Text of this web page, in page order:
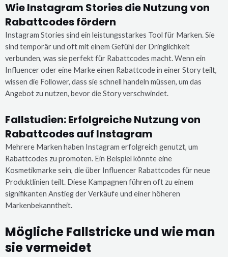
Wie Instagram Stories die Nutzung von
Rabattcodes fördern
Instagram Stories sind ein leistungsstarkes Tool für Marken. Sie
sind temporär und oft mit einem Gefühl der Dringlichkeit
verbunden, was sie perfekt für Rabattcodes macht. Wenn ein
Influencer oder eine Marke einen Rabattcode in einer Story teilt,
wissen die Follower, dass sie schnell handeln müssen, um das
Angebot zu nutzen, bevor die Story verschwindet.
Fallstudien: Erfolgreiche Nutzung von
Rabattcodes auf Instagram
Mehrere Marken haben Instagram erfolgreich genutzt, um
Rabattcodes zu promoten. Ein Beispiel könnte eine
Kosmetikmarke sein, die über Influencer Rabattcodes für neue
Produktlinien teilt. Diese Kampagnen führen oft zu einem
signifikanten Anstieg der Verkäufe und einer höheren
Markenbekanntheit.
Mögliche Fallstricke und wie man
sie vermeidet